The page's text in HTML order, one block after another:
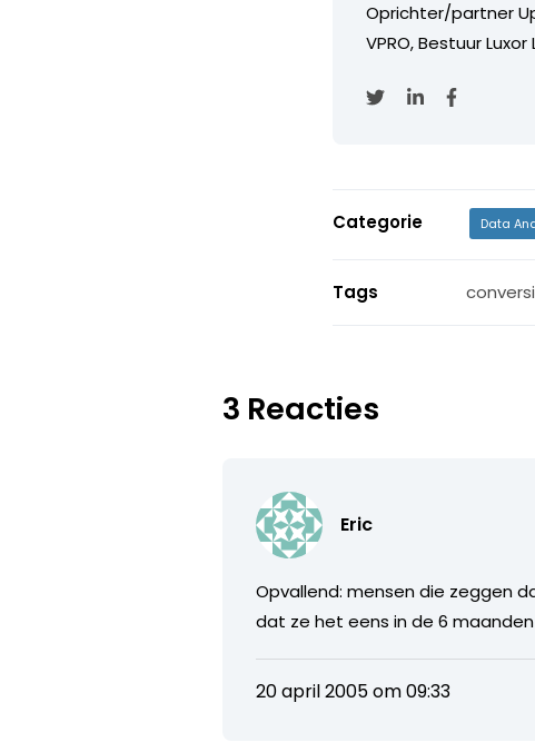
Oprichter/partner
VPRO, Bestuur
Categorie Data
Tags
3 Reacties
Eric
Opvallend: mensen die zeggen
dat ze het eens in de 6
20 april 2005 om 09:33